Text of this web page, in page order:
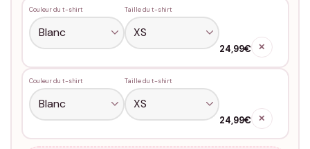
Couleur du t-shirt Taille du t-shirt
24,99€ ✕
Couleur du t-shirt Taille du t-shirt
24,99€ ✕